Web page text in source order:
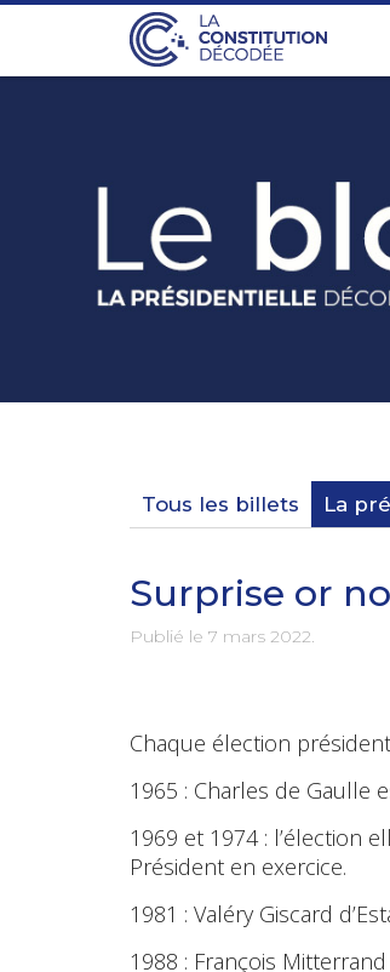
Tous les billets La
Surprise or
Publié le 7 mars 2022.
Chaque élection
1965 : Charles de Gaulle
1969 et 1974 : l’élection
Président en exercice.
1981 : Valéry Giscard
1988 : François